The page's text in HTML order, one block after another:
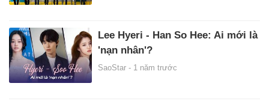
Lee Hyeri - Han So Hee: Ai mới là
'nạn nhân'?
SaoStar - 1 năm trước